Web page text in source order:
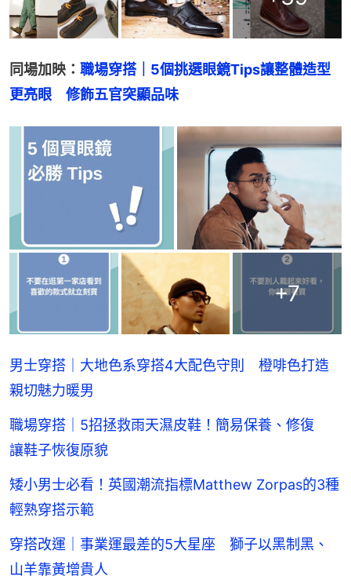
同場加映： 職場穿搭｜5個挑選眼鏡Tips讓整體造型
更亮眼　修飾五官突顯品味
+7
男士穿搭｜大地色系穿搭4大配色守則 橙啡色打造
親切魅力暖男
職場穿搭｜5招拯救雨天濕皮鞋！簡易保養、修復
讓鞋子恢復原貌
矮小男士必看！英國潮流指標Matthew Zorpas的3種
輕熟穿搭示範
穿搭改運｜事業運最差的5大星座 獅子以黑制黑、
山羊靠黃增貴人